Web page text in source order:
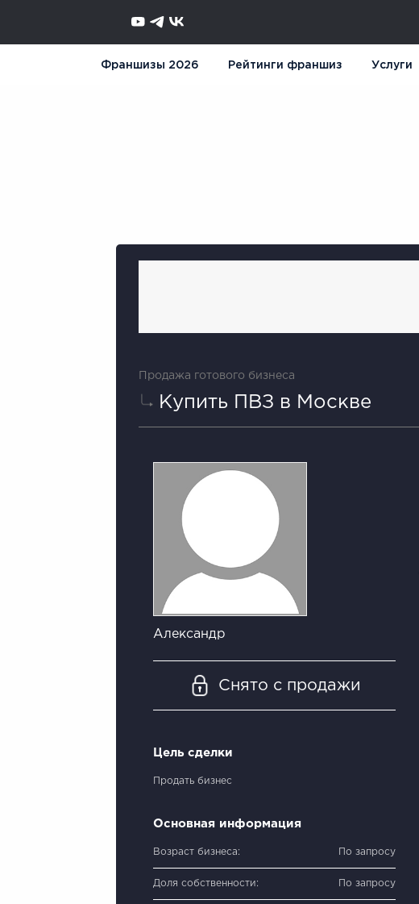
Франшизы 2026 Рейтинги франшиз Услуги
Продажа готового бизнеса
Купить ПВЗ в Москве
Александр
Снято с продажи
Цель сделки
Продать бизнес
Основная информация
Возраст бизнеса: По запросу
Доля собственности: По запросу